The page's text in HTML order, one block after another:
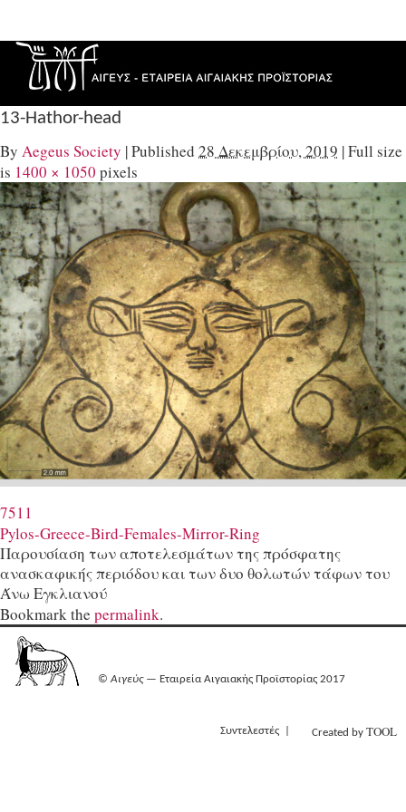
13-Hathor-head
By Aegeus Society |Published 28 Δεκεμβρίου, 2019 |Full size
is 1400 × 1050 pixels
7511
Pylos-Greece-Bird-Females-Mirror-Ring
Παρουσίαση των αποτελεσμάτων της πρόσφατης
ανασκαφικής περιόδου και των δυο θολωτών τάφων του
Άνω Εγκλιανού
Bookmark the permalink.
©Αιγεύς— Εταιρεία Αιγαιακής Προϊστορίας 2017
Συντελεστές Created by TOOL